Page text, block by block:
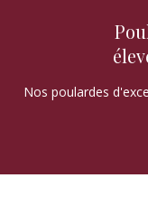
Nos poulardes